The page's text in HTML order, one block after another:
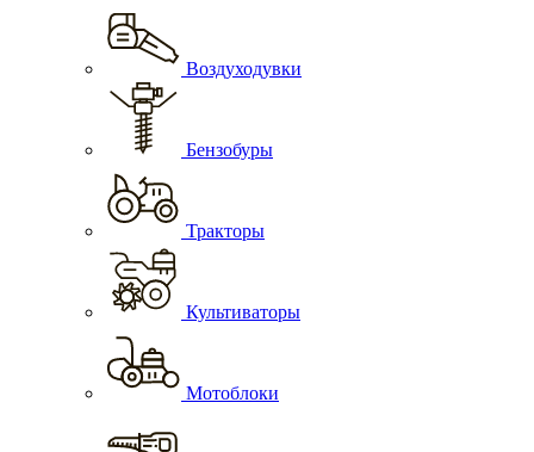
Воздуходувки
Бензобуры
Тракторы
Культиваторы
Мотоблоки